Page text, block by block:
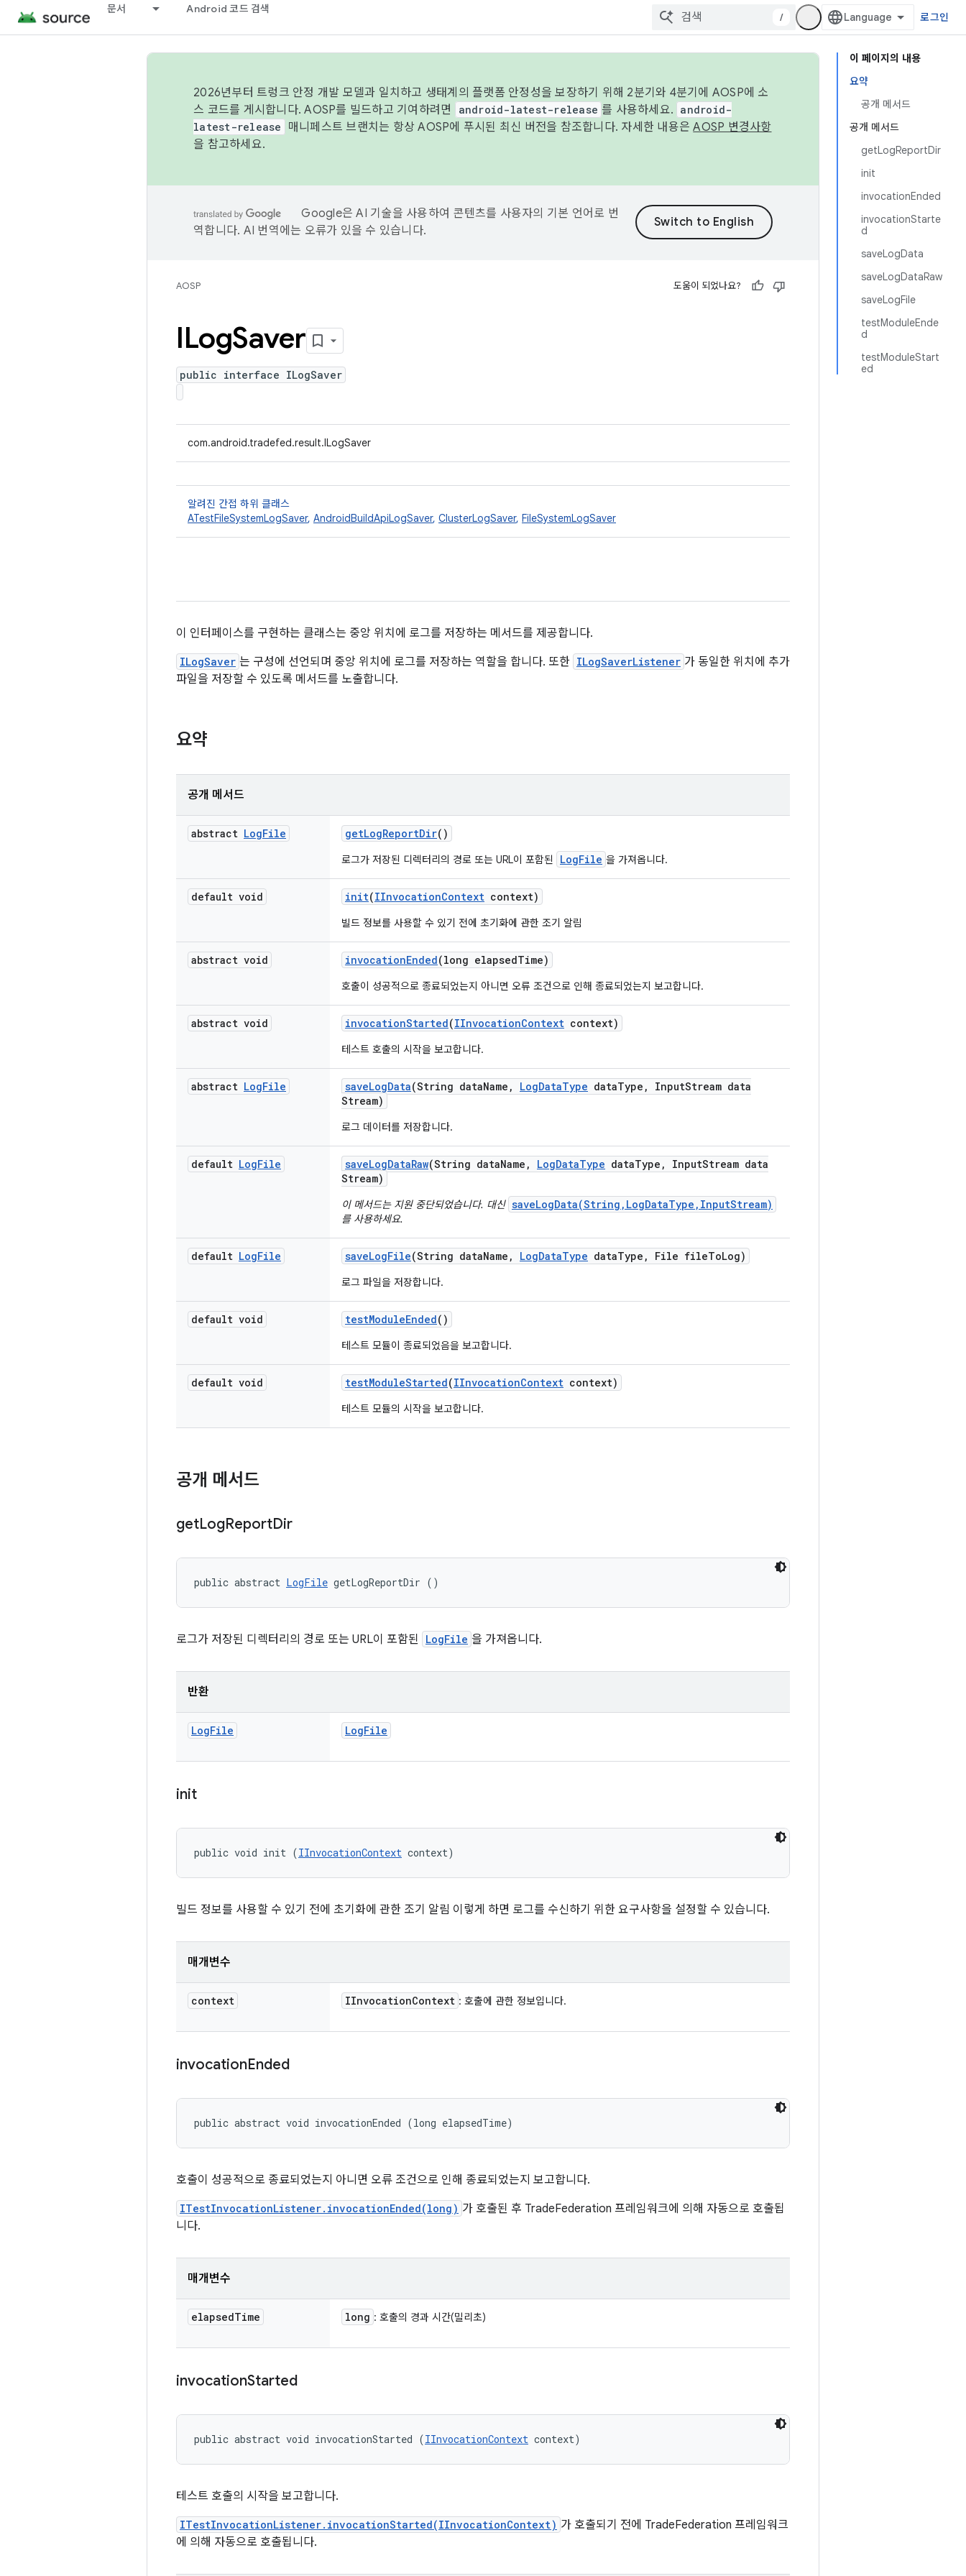
문서 Android 코드 검색
/ 로그인
이 페이지의 내용
요약
공개 메서드
공개 메서드
getLogReportDir
init
invocationEnded
invocationStarte
d
saveLogData
saveLogDataRaw
saveLogFile
testModuleEnde
d
testModuleStart
ed
2026년부터 트렁크 안정 개발 모델과 일치하고 생태계의 플랫폼 안정성을 보장하기 위해 2분기와 4분기에 AOSP에 소
스 코드를 게시합니다. AOSP를 빌드하고 기여하려면
android-latest-release 를 사용하세요. android-
latest-release
매니페스트 브랜치는 항상 AOSP에 푸시된 최신 버전을 참조합니다. 자세한 내용은AOSP 변경사항
을 참고하세요.
Google은 AI 기술을 사용하여 콘텐츠를 사용자의 기본 언어로 번
역합니다. AI 번역에는 오류가 있을 수 있습니다.
AOSP 도움이 되었나요?
ILogSaver
public interface ILogSaver
com.android.tradefed.result.ILogSaver
알려진 간접 하위 클래스
ATestFileSystemLogSaver, AndroidBuildApiLogSaver, ClusterLogSaver, FileSystemLogSaver
이 인터페이스를 구현하는 클래스는 중앙 위치에 로그를 저장하는 메서드를 제공합니다.
ILogSaver 는 구성에 선언되며 중앙 위치에 로그를 저장하는 역할을 합니다. 또한 ILogSaverListener 가 동일한 위치에 추가
파일을 저장할 수 있도록 메서드를 노출합니다.
요약
공개 메서드
abstract LogFile getLogReportDir()
로그가 저장된 디렉터리의 경로 또는 URL이 포함된 LogFile 을 가져옵니다.
default void init(IInvocationContext context)
빌드 정보를 사용할 수 있기 전에 초기화에 관한 조기 알림
abstract void invocationEnded(long elapsedTime)
호출이 성공적으로 종료되었는지 아니면 오류 조건으로 인해 종료되었는지 보고합니다.
abstract void invocationStarted(IInvocationContext context)
테스트 호출의 시작을 보고합니다.
abstract LogFile saveLogData(String dataName , LogDataType dataType , InputStream data
Stream)
로그 데이터를 저장합니다.
default LogFile saveLogDataRaw(String dataName , LogDataType dataType , InputStream data
Stream)
이 메서드는 지원 중단되었습니다. 대신 saveLogData(String,LogDataType,InputStream)
를 사용하세요.
default LogFile saveLogFile(String dataName , LogDataType dataType , File fileToLog)
로그 파일을 저장합니다.
default void testModuleEnded()
테스트 모듈이 종료되었음을 보고합니다.
default void testModuleStarted(IInvocationContext context)
테스트 모듈의 시작을 보고합니다.
공개 메서드
getLogReportDir
public abstract LogFile getLogReportDir ()
로그가 저장된 디렉터리의 경로 또는 URL이 포함된 LogFile 을 가져옵니다.
반환
LogFile LogFile
init
public void init (IInvocationContext context)
빌드 정보를 사용할 수 있기 전에 초기화에 관한 조기 알림 이렇게 하면 로그를 수신하기 위한 요구사항을 설정할 수 있습니다.
매개변수
context IInvocationContext : 호출에 관한 정보입니다.
invocationEnded
public abstract void invocationEnded (long elapsedTime)
호출이 성공적으로 종료되었는지 아니면 오류 조건으로 인해 종료되었는지 보고합니다.
ITestInvocationListener.invocationEnded(long) 가 호출된 후 TradeFederation 프레임워크에 의해 자동으로 호출됩
니다.
매개변수
elapsedTime long : 호출의 경과 시간(밀리초)
invocationStarted
public abstract void invocationStarted (IInvocationContext context)
테스트 호출의 시작을 보고합니다.
ITestInvocationListener.invocationStarted(IInvocationContext) 가 호출되기 전에 TradeFederation 프레임워크
에 의해 자동으로 호출됩니다.